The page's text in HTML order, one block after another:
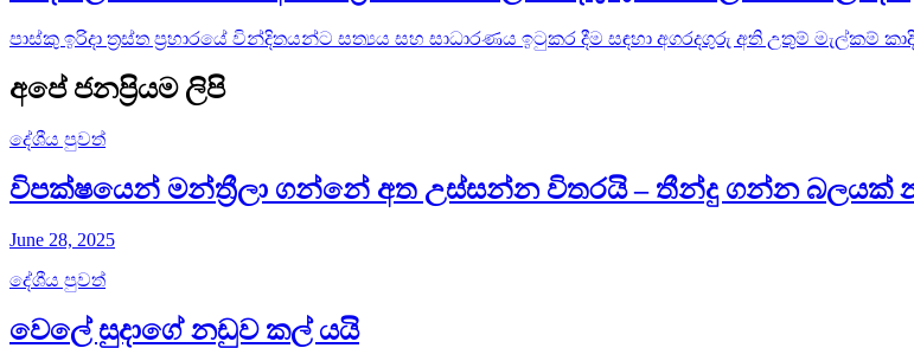
පාස්කු ඉරිදා ත්‍රස්ත ප්‍රහාරයේ වින්දිතයන්ට සත්‍යය සහ සාධාරණය ඉටුකර දීම සඳහා අගරදගුරු අති උතුම් මැල්කම්
අපේ ජනප්‍රියම ලිපි
දේශීය පුවත්
විපක්ෂයෙන් මන්ත්‍රීලා ගන්නේ අත උස්සන්න විතරයි – තීන්දු ගන්න බලයක්
June 28, 2025
දේශීය පුවත්
වෙලේ සුදාගේ නඩුව කල් යයි